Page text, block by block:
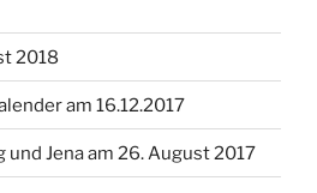
2018
am 16.12.2017
Jena am 26. August 2017